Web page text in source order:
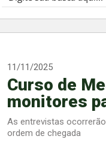
11/11/2025
Curso de
monitores
As entrevistas
ordem de chegada